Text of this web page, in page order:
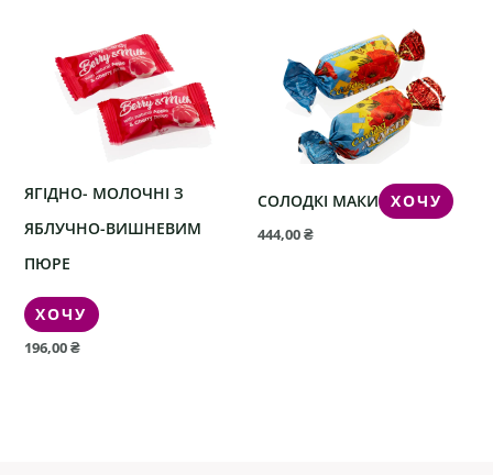
ЯГІДНО- МОЛОЧНІ З
ЯБЛУЧНО-ВИШНЕВИМ
ПЮРЕ
ХОЧУ
196,00₴
СОЛОДКІ МАКИ ХОЧУ
444,00₴